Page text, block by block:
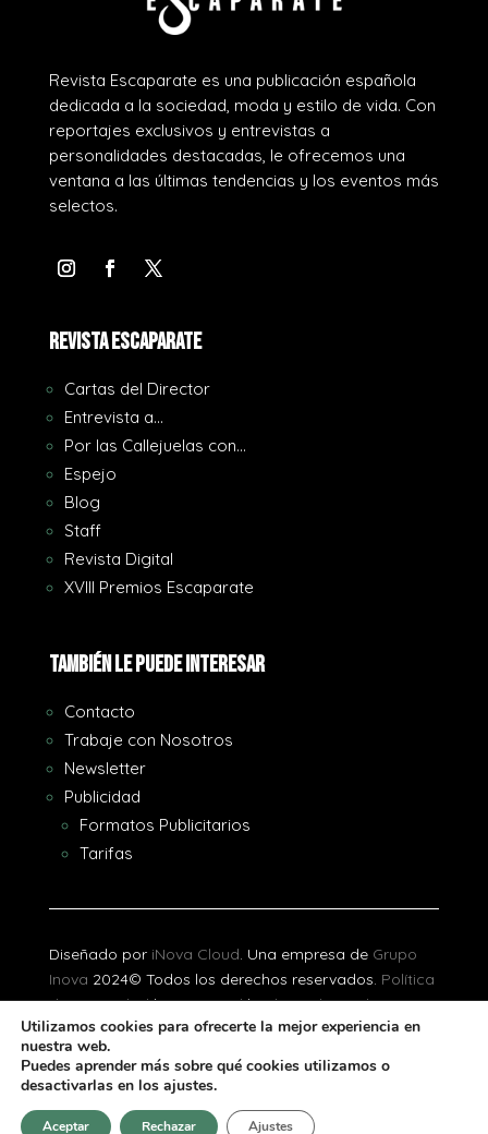
Revista Escaparate es una publicación española
dedicada a la sociedad, moda y estilo de vida. Con
reportajes exclusivos y entrevistas a
personalidades destacadas, le ofrecemos una
ventana a las últimas tendencias y los eventos más
selectos.
REVISTA ESCAPARATE
Cartas del Director
Entrevista a…
Por las Callejuelas con…
Espejo
Blog
Staff
Revista Digital
XVIII Premios Escaparate
También le puede interesar
Contacto
Trabaje con Nosotros
Newsletter
Publicidad
Formatos Publicitarios
Tarifas
Diseñado por iNova Cloud. Una empresa de Grupo
Inova 2024© Todos los derechos reservados. Política
de Privacidad|Aviso Legal|Política de Cookies
[gtranslate]
Utilizamos cookies para ofrecerte la mejor experiencia en
nuestra web.
Puedes aprender más sobre qué cookies utilizamos o
desactivarlas en los ajustes.
Aceptar Rechazar Ajustes